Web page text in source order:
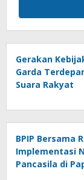
Gerakan
Garda
Suara Rakyat
BPIP Bersama
Implementasi
Pancasila di